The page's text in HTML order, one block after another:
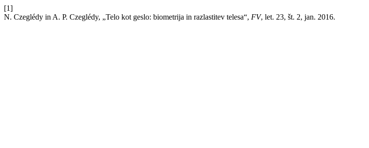
[1]
N. Czeglédy in A. P. Czeglédy, „Telo kot geslo: biometrija in razlastitev telesa“, FV, let. 23, št. 2, jan. 2016.